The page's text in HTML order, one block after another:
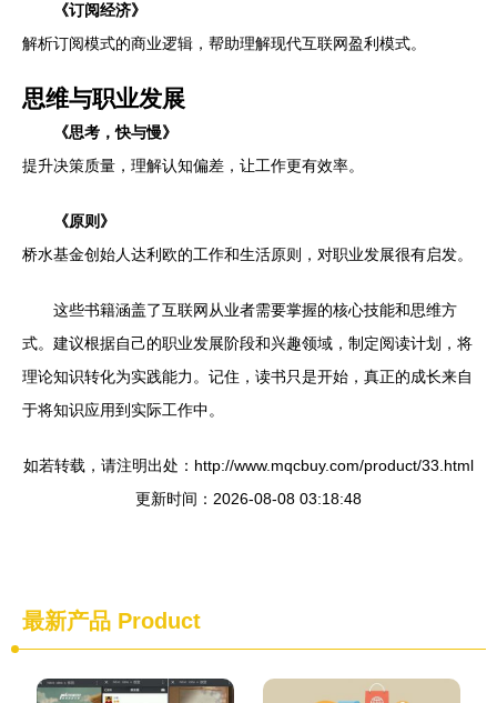
《订阅经济》
解析订阅模式的商业逻辑，帮助理解现代互联网盈利模式。
思维与职业发展
《思考，快与慢》
提升决策质量，理解认知偏差，让工作更有效率。
《原则》
桥水基金创始人达利欧的工作和生活原则，对职业发展很有启发。
这些书籍涵盖了互联网从业者需要掌握的核心技能和思维方
式。建议根据自己的职业发展阶段和兴趣领域，制定阅读计划，将
理论知识转化为实践能力。记住，读书只是开始，真正的成长来自
于将知识应用到实际工作中。
如若转载，请注明出处：http://www.mqcbuy.com/product/33.html
更新时间：2026-08-08 03:18:48
最新产品 Product